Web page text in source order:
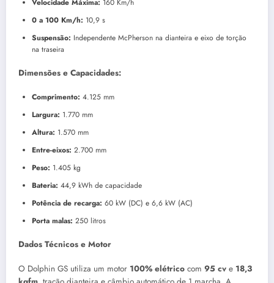
Velocidade Máxima: 160 Km/h
0 a 100 Km/h: 10,9 s
Suspensão: Independente McPherson na dianteira e eixo de torção
na traseira
Dimensões e Capacidades:
Comprimento: 4.125 mm
Largura: 1.770 mm
Altura: 1.570 mm
Entre-eixos: 2.700 mm
Peso: 1.405 kg
Bateria: 44,9 kWh de capacidade
Potência de recarga: 60 kW (DC) e 6,6 kW (AC)
Porta malas: 250 litros
Dados Técnicos e Motor
O Dolphin GS utiliza um motor 100% elétrico com 95 cv e 18,3